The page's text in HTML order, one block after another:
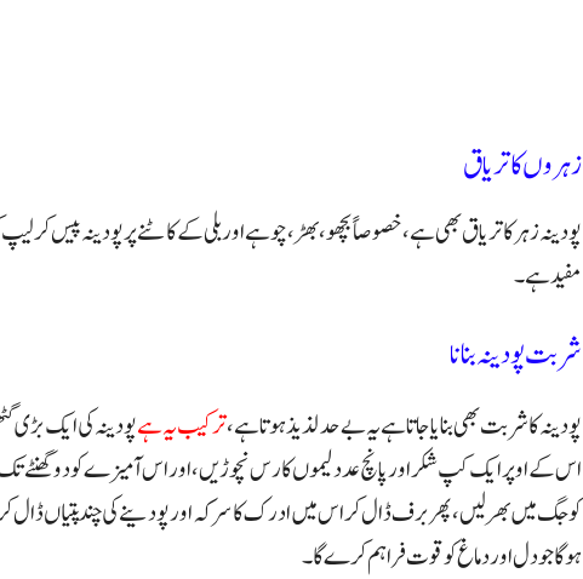
زہروں کا تریاق
پودینہ زہر کا تریاق بھی ہے ،خصوصاً بچھو،بھڑ،چوہے اور بلی کے کاٹنے پر پودینہ پیس
مفید ہے۔
شربت پودینہ بنانا
پودینہ کا شربت بھی بنایا جاتا ہے یہ بے حد لذیذ ہوتا ہے،ترکیب یہ ہےپودینہ کی ایک
اس کے اوپر ایک کپ شکر اور پانچ عدد لیموں کا رس نچوڑ یں، اور اس آمیزے کو دو
کو جگ میں بھر لیں،پھربرف ڈال کر اس میں ادرک کا سرکہ اور پودینے کی چند پتیاں
ہوگا جو دل اور دماغ کو قوت فراہم کرے گا۔